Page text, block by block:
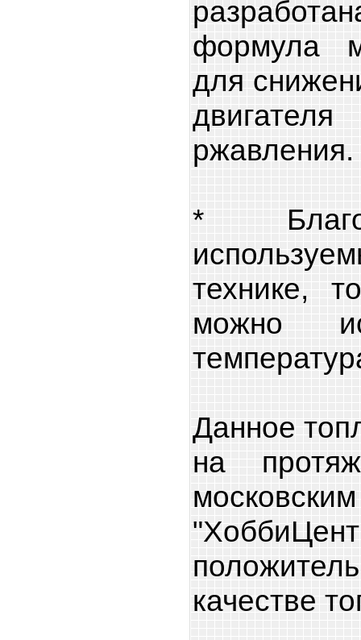
формула
для
ржавления.
*
технике,
можно
Данное
на
качестве